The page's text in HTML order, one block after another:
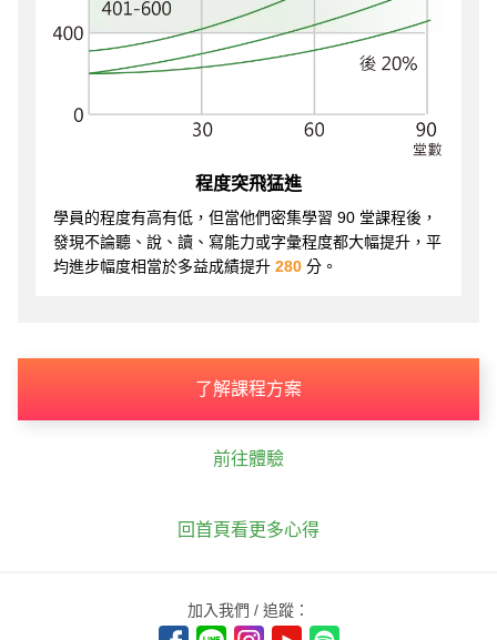
程度突飛猛進
學員的程度有高有低，但當他們密集學習 90 堂課程後，
發現不論聽、說、讀、寫能力或字彙程度都大幅提升，平
均進步幅度相當於多益成績提升 280 分。
了解課程方案
前往體驗
回首頁看更多心得
加入我們 / 追蹤：